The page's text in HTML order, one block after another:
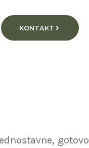
KONTAKT
gotovo